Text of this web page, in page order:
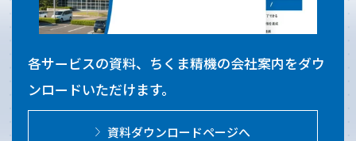
各サービスの資料、ちくま精機の会社案内をダウ
ンロードいただけます。
資料ダウンロードページへ